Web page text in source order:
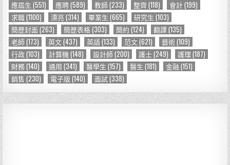
應屆生 (551) 應聘(589) 教師(233) 整齊(118) 會計(199)
求職(1100) 漂亮 (314) 畢業生 (665) 研究生 (103)
簡歷封面(263) 簡歷表格(303) 簡約 (124) 翻譯(135)
老師(173) 英文(437) 英語(133) 范文(621) 藝術(109)
行政(103) 計算機 (148) 設計師(200) 護士(249) 護理 (187)
財務(140) 通用 (341) 醫學生 (157) 醫生 (181) 金融 (151)
銷售 (230) 電子版 (140) 面試(338)